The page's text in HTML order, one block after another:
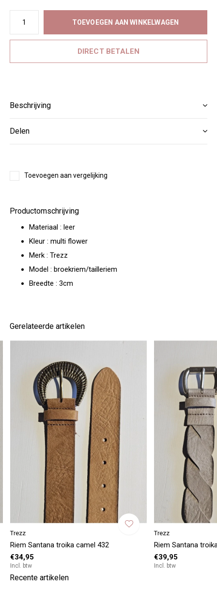
TOEVOEGEN AAN WINKELWAGEN
DIRECT BETALEN
Beschrijving
Delen
Toevoegen aan vergelijking
Productomschrijving
Materiaal : leer
Kleur : multi flower
Merk : Trezz
Model : broekriem/tailleriem
Breedte : 3cm
Gerelateerde artikelen
Trezz
Riem Santana troika camel 432
€34,95
Incl. btw
Trezz
Riem Santana
€39,95
Incl. btw
Recente artikelen